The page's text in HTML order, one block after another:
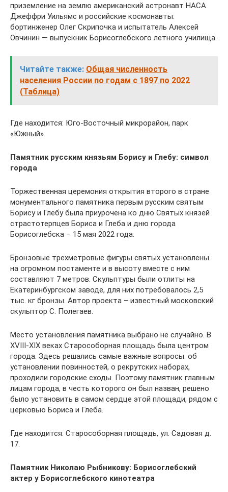
приземление на землю американский астронавт НАСА
Джеффри Уильямс и российские космонавты:
бортинженер Олег Скрипочка и испытатель Алексей
Овчинин — выпускник Борисоглебского летного училища.
Читайте также: Общая численность
населения России по годам с 1897 по 2022
(Таблица)
Где находится: Юго-Восточный микрорайон, парк
«Южный».
Памятник русским князьям Борису и Глебу: символ
города
Торжественная церемония открытия второго в стране
монументального памятника первым русским святым
Борису и Глебу была приурочена ко дню Святых князей
страстотерпцев Бориса и Глеба и дню города
Борисоглебска – 15 мая 2022 года.
Бронзовые трехметровые фигуры святых установлены
на огромном постаменте и в высоту вместе с ним
составляют 7 метров. Скульптуры были отлиты на
Екатеринбургском заводе, для них потребовалось 2,5
тыс. кг бронзы. Автор проекта – известный московский
скульптор С. Полегаев.
Место установления памятника выбрано не случайно. В
XVIII-XIX веках Старособорная площадь была центром
города. Здесь решались самые важные вопросы: об
установлении повинностей, о рекрутских наборах,
проходили городские сходы. Поэтому памятник главным
лицам города, в честь которого он был назван, решено
было установить в самом сердце этой площади, рядом с
церковью Бориса и Глеба.
Где находится: Старособорная площадь, ул. Садовая д.
17.
Памятник Николаю Рыбникову: Борисоглебский
актер у Борисоглебского кинотеатра